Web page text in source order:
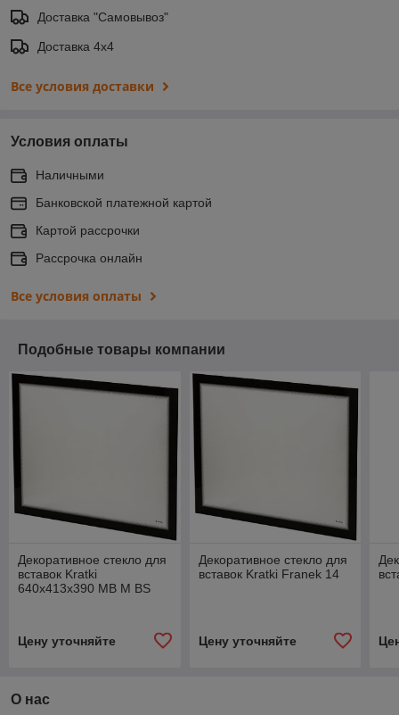
Доставка "Самовывоз"
Доставка 4х4
Все условия доставки
Условия оплаты
Наличными
Банковской платежной картой
Картой рассрочки
Рассрочка онлайн
Все условия оплаты
Подобные товары компании
Декоративное стекло для
вставок Kratki
640x413x390 MB M BS
Цену уточняйте
Декоративное стекло для
вставок Kratki Franek 14
Цену уточняйте
О нас